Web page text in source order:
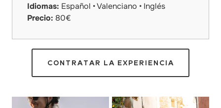
Idiomas: Español • Valenciano • Inglés
Precio: 80€
CONTRATAR LA EXPERIENCIA